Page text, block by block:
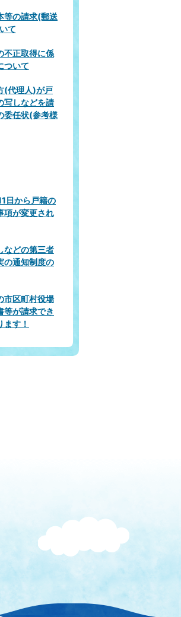
等の請求(郵送
て
不正取得に係
ついて
(代理人)が戸
写しなどを請
委任状(参考様
日から戸籍の
項が変更され
などの第三者
の通知制度の
市区町村役場
等が請求でき
ます！